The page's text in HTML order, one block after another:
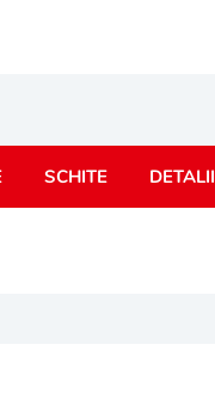
SCHITE DETALII